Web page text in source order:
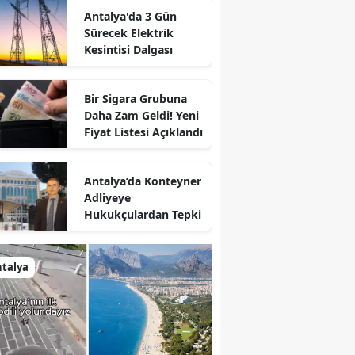
Antalya'da 3 Gün
Sürecek Elektrik
Kesintisi Dalgası
Bir Sigara Grubuna
Daha Zam Geldi! Yeni
Fiyat Listesi Açıklandı
Antalya’da Konteyner
Adliyeye
Hukukçulardan Tepki